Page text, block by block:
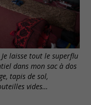
laisse tout le superflu
dans mon sac à dos
tapis de sol,
vides…